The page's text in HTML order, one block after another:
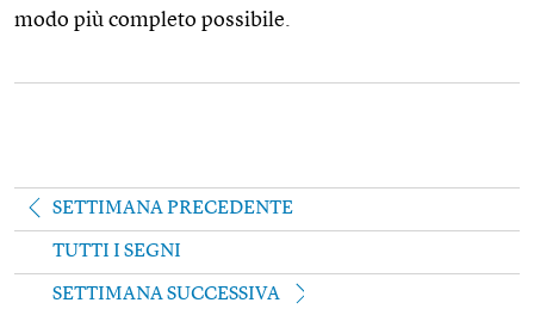
modo più completo possibile.
SETTIMANA PRECEDENTE
TUTTI I SEGNI
SETTIMANA SUCCESSIVA